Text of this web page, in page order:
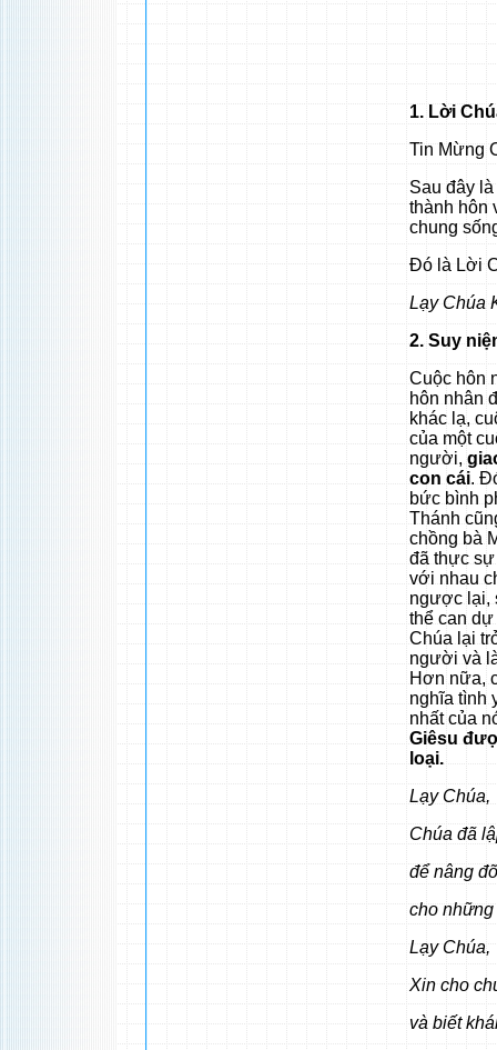
1. Lời
Tin Mừng
Sau đây
thành hôn
chung
Đó là Lời
Lạy Chúa
2. Suy
Cuộc hôn
hôn nhân
khác lạ,
của một
người,
con cái.
bức bình
Thánh
chồng bà
đã thực
với nhau
ngược lại,
thể can
Chúa lại
người và
Hơn nữa,
nghĩa tình
nhất của
Giêsu
loại.
Lạy Chúa,
Chúa đã
để nâng
cho
Lạy Chúa,
Xin cho
và biết